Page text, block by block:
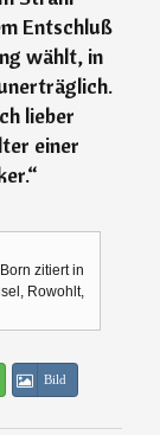
Entschluß
wählt, in
lieber
einer
“
zitiert in
Rowohlt,
Bild